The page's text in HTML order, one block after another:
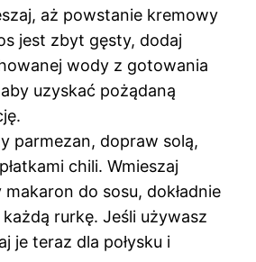
aż powstanie kremowy
jest zbyt gęsty, dodaj
wody z gotowania
uzyskać pożądaną
parmezan, dopraw solą,
chili. Wmieszaj
do sosu, dokładnie
rurkę. Jeśli używasz
je teraz dla połysku i